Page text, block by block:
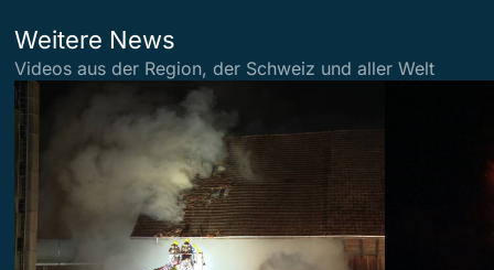
Weitere News
Videos aus der Region, der Schweiz und aller Welt